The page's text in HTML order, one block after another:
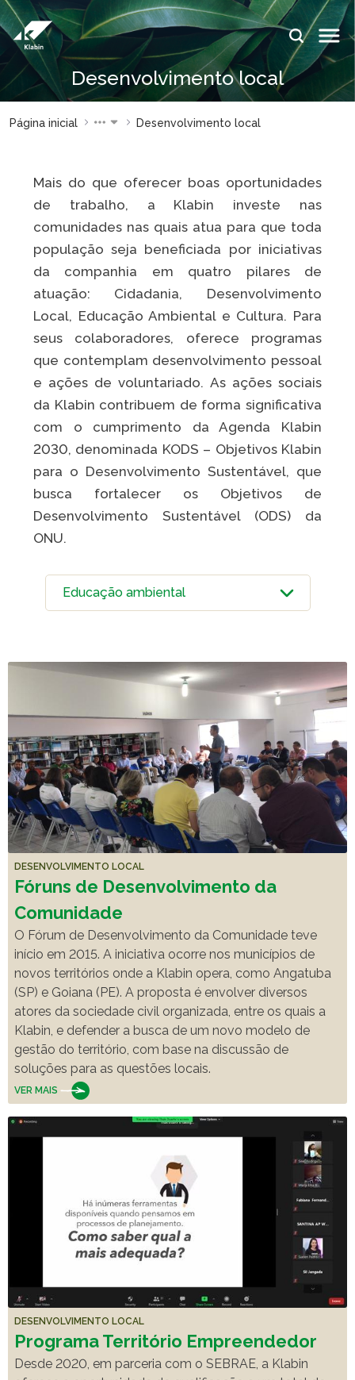
Pular para o Conteúdo principal
Desenvolvimento local
IDIOMAS:
PT EN
ESPAÇOS KLABIN
Relatório de
Sustentabilidade
Plante com a
Klabin
Todas Florestas
Importam
Painel ASG
Klabin
Blog
Klabin
Klabin
Caiubi
Klabin
Página inicial Desenvolvimento local
Mais do que oferecer boas oportunidades
de trabalho, a Klabin investe nas
comunidades nas quais atua para que toda
população seja beneficiada por iniciativas
da companhia em quatro pilares de
atuação: Cidadania, Desenvolvimento
Local, Educação Ambiental e Cultura. Para
seus colaboradores, oferece programas
que contemplam desenvolvimento pessoal
e ações de voluntariado. As ações sociais
da Klabin contribuem de forma significativa
com o cumprimento da Agenda Klabin
2030, denominada KODS – Objetivos Klabin
para o Desenvolvimento Sustentável, que
busca fortalecer os Objetivos de
Desenvolvimento Sustentável (ODS) da
ONU.
DESENVOLVIMENTO LOCAL
Fóruns de Desenvolvimento da
Comunidade
O Fórum de Desenvolvimento da Comunidade teve
início em 2015. A iniciativa ocorre nos municípios de
novos territórios onde a Klabin opera, como Angatuba
(SP) e Goiana (PE). A proposta é envolver diversos
atores da sociedade civil organizada, entre os quais a
Klabin, e defender a busca de um novo modelo de
gestão do território, com base na discussão de
soluções para as questões locais.
VER MAIS
DESENVOLVIMENTO LOCAL
Programa Território Empreendedor
Desde 2020, em parceria com o SEBRAE, a Klabin